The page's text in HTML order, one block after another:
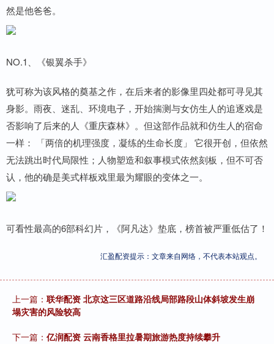
然是他爸爸。
NO.1、《银翼杀手》
犹可称为该风格的奠基之作，在后来者的影像里四处都可寻见其
身影。雨夜、迷乱、环境电子，开始揣测与女仿生人的追逐戏是
否影响了后来的人《重庆森林》。但这部作品就和仿生人的宿命
一样： 「两倍的机理强度，凝练的生命长度」 它很开创，但依然
无法跳出时代局限性；人物塑造和叙事模式依然刻板，但不可否
认，他的确是美式样板戏里最为耀眼的变体之一。
可看性最高的6部科幻片，《阿凡达》垫底，榜首被严重低估了！
汇盈配资提示：文章来自网络，不代表本站观点。
上一篇： 联华配资 北京这三区道路沿线局部路段山体斜坡发生崩
塌灾害的风险较高
下一篇： 亿润配资 云南香格里拉暑期旅游热度持续攀升